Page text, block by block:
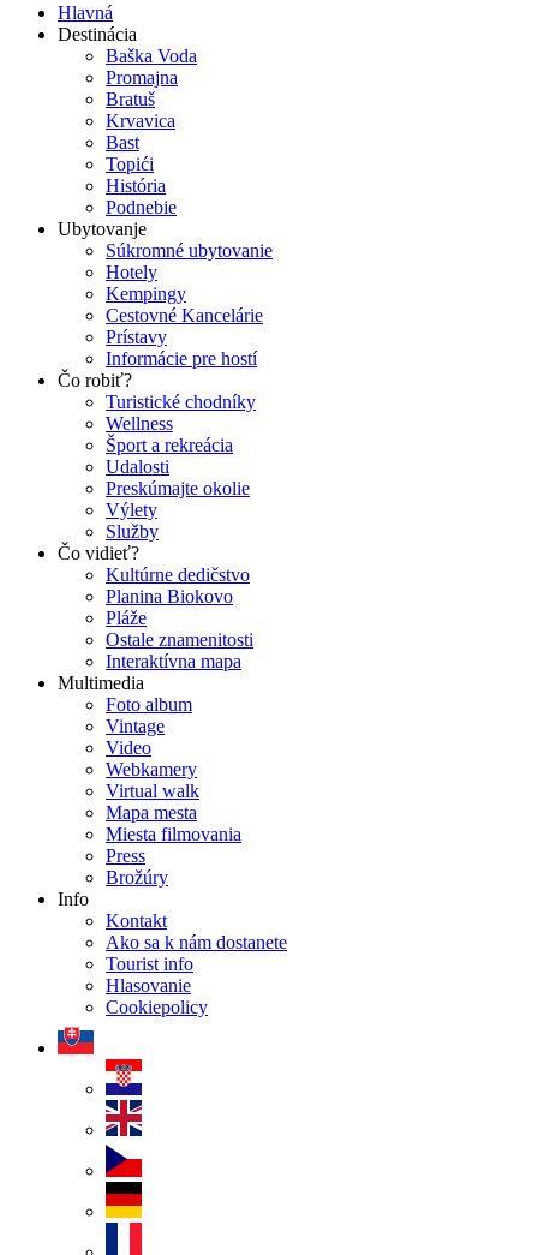
Hlavná
Destinácia
Baška Voda
Promajna
Bratuš
Krvavica
Bast
Topići
História
Podnebie
Ubytovanje
Súkromné ​​ubytovanie
Hotely
Kempingy
Cestovné Kancelárie
Prístavy
Informácie pre hostí
Čo robiť?
Turistické chodníky
Wellness
Šport a rekreácia
Udalosti
Preskúmajte okolie
Výlety
Služby
Čo vidieť?
Kultúrne dedičstvo
Planina Biokovo
Pláže
Ostale znamenitosti
Interaktívna mapa
Multimedia
Foto album
Vintage
Video
Webkamery
Virtual walk
Mapa mesta
Miesta filmovania
Press
Brožúry
Info
Kontakt
Ako sa k nám dostanete
Tourist info
Hlasovanie
Cookiepolicy